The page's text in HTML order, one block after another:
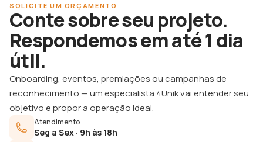
SOLICITE UM ORÇAMENTO
Conte sobre seu projeto.
Respondemos em até 1 dia
útil.
Onboarding, eventos, premiações ou campanhas de
reconhecimento — um especialista 4Unik vai entender seu
objetivo e propor a operação ideal.
Atendimento
Seg a Sex · 9h às 18h